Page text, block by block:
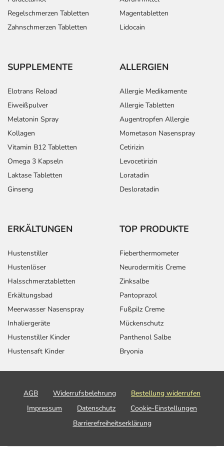
Regelschmerzen Tabletten
Zahnschmerzen Tabletten
Magentabletten
Lidocain
SUPPLEMENTE
Elotrans Reload
Eiweißpulver
Melatonin Spray
Kollagen
Vitamin B12 Tabletten
Omega 3 Kapseln
Laktase Tabletten
Ginseng
ALLERGIEN
Allergie Medikamente
Allergie Tabletten
Augentropfen Allergie
Mometason Nasenspray
Cetirizin
Levocetirizin
Loratadin
Desloratadin
ERKÄLTUNGEN
Hustenstiller
Hustenlöser
Halsschmerztabletten
Erkältungsbad
Meerwasser Nasenspray
Inhaliergeräte
Hustenstiller Kinder
Hustensaft Kinder
TOP PRODUKTE
Fieberthermometer
Neurodermitis Creme
Zinksalbe
Pantoprazol
Fußpilz Creme
Mückenschutz
Panthenol Salbe
Bryonia
AGB Widerrufsbelehrung
Bestellung widerrufen
Impressum
Datenschutz
Cookie-Einstellungen
Barrierefreiheitserklärung